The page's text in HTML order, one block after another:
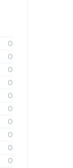
0
0
0
0
0
0
0
0
0
0